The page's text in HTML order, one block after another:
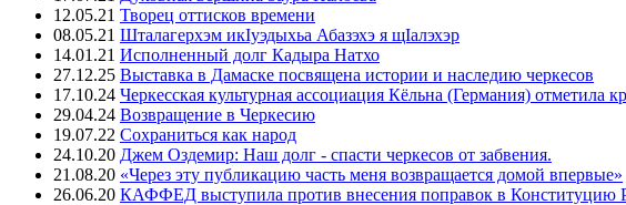
12.05.21 Творец оттисков времени
08.05.21 Шталагерхэм икIуэдыхьа Абазэхэ я щIалэхэр
14.01.21 Исполненный долг Кадыра Натхо
27.12.25 Выставка в Дамаске посвящена истории и наследию черкесов
17.10.24 Черкесская культурная ассоциация Кёльна (Германия) отметила
29.04.24 Возвращение в Черкесию
19.07.22 Сохраниться как народ
24.10.20 Джем Оздемир: Наш долг - спасти черкесов от забвения.
21.08.20 «Через эту публикацию часть меня возвращается домой впервые»
26.06.20 КАФФЕД выступила против внесения поправок в Конституцию